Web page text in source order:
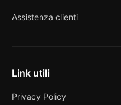
Assistenza clienti
Link utili
Privacy Policy